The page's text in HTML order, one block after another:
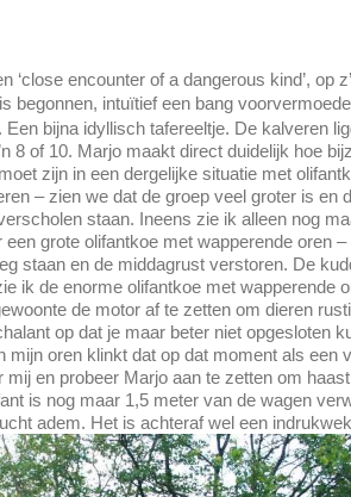
encounter of a dangerous kind’, op
begonnen, intuïtief een bang
bijna idyllisch tafereeltje. De kalveren
8 of 10. Marjo maakt direct duidelijk hoe
zijn in een dergelijke situatie met
– zien we dat de groep veel groter is en
staan. Ineens zie ik alleen nog
grote olifantkoe met wapperende oren
staan en de middagrust verstoren. De
ik de enorme olifantkoe met wapperende
de motor af te zetten om dieren
op dat je maar beter niet opgesloten
oren klinkt dat op dat moment als een
en probeer Marjo aan te zetten om
is nog maar 1,5 meter van de wagen
adem. Het is achteraf wel een